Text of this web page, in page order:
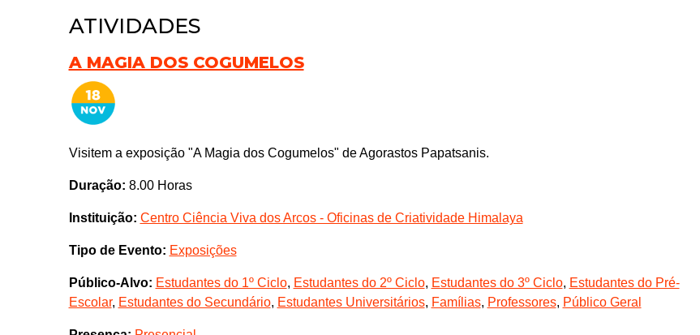
ATIVIDADES
A MAGIA DOS COGUMELOS
Visitem a exposição "A Magia dos Cogumelos" de Agorastos Papatsanis.
Duração: 8.00 Horas
Instituição: Centro Ciência Viva dos Arcos - Oficinas de Criatividade Himalaya
Tipo de Evento: Exposições
Público-Alvo: Estudantes do 1º Ciclo, Estudantes do 2º Ciclo, Estudantes do 3º Ciclo, Estudantes do Pré-
Escolar, Estudantes do Secundário, Estudantes Universitários, Famílias, Professores, Público Geral